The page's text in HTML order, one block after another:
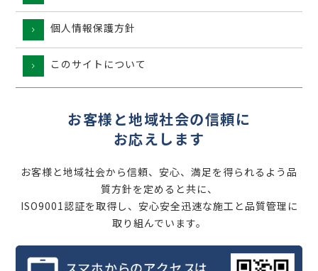
個人情報保護方針
このサイトについて
お客様と地域社会の信頼に
お応えします
お客様と地域社会から信頼、安心、満足を得られるよう品
質方針を定めると共に、
ISO9001認証を取得し、安心安全迅速な施工と品質管理に
取り組んでいます。